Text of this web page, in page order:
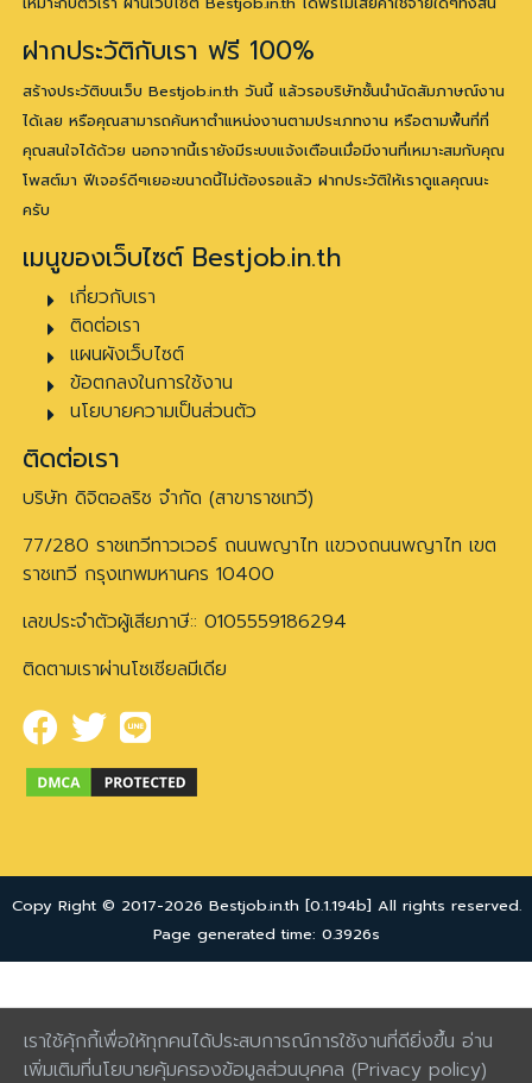
เราใช้คุ้กกี้เพื่อให้ทุกคนได้ประสบการณ์การใช้งานที่ดียิ่งขึ้น อ่าน
เพิ่มเติมที่นโยบายคุ้มครองข้อมูลส่วนบุคคล (Privacy policy)
ฝากประวัติกับเรา ฟรี 100%
สร้างประวัติบนเว็บ Bestjob.in.th วันนี้ แล้วรอบริษัทชั้นนำนัดสัมภาษณ์งาน
ได้เลย หรือคุณสามารถค้นหาตำแหน่งงานตามประเภทงาน หรือตามพื้นที่ที่
คุณสนใจได้ด้วย นอกจากนี้เรายังมีระบบแจ้งเตือนเมื่อมีงานที่เหมาะสมกับคุณ
โพสต์มา ฟีเจอร์ดีๆเยอะขนาดนี้ไม่ต้องรอแล้ว ฝากประวัติให้เราดูแลคุณนะ
ครับ
เมนูของเว็บไซต์ Bestjob.in.th
เกี่ยวกับเรา
ติดต่อเรา
แผนผังเว็บไซต์
ข้อตกลงในการใช้งาน
นโยบายความเป็นส่วนตัว
ติดต่อเรา
บริษัท ดิจิตอลริช จำกัด (สาขาราชเทวี)
77/280 ราชเทวีทาวเวอร์ ถนนพญาไท แขวงถนนพญาไท เขต
ราชเทวี กรุงเทพมหานคร 10400
เลขประจำตัวผู้เสียภาษี:: 0105559186294
ติดตามเราผ่านโซเชียลมีเดีย
Copy Right © 2017-2026 Bestjob.in.th [0.1.194b] All rights reserved.
Page generated time: 0.3926s